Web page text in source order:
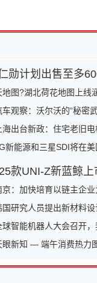
勋计划出售至多
地图?湖北荷花地图上线
车观察：沃尔沃的“秘密
海出台新政：住宅老旧
新能源和三星SDI将在
款UNI-Z新蓝鲸
京：加快培育以链主企
国研究人员提出新材料
球智能机器人大会召开
眼新知 — 端午消费热力